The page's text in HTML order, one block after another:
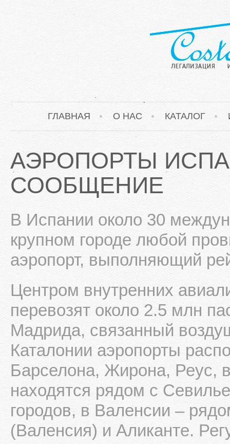
ГЛАВНАЯ О НАС КАТАЛОГ
АЭРОПОРТЫ
СООБЩЕНИЕ
В Испании около 30
крупном городе любой
аэропорт, выполняющий
Центром внутренних
перевозят около 2.5 млн
Мадрида, связанный
Каталонии аэропорты
Барселона, Жирона, Реус,
находятся рядом с
городов, в Валенсии –
(Валенсия) и Аликанте.